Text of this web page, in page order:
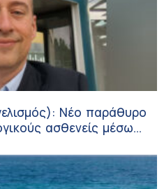
Νέο παράθυρο
ασθενείς μέσω